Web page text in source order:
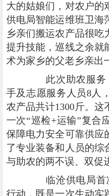
大的姑娘们，对农户的
供电局智能运维班卫海
乡亲们搬运农产品很吃
提升技能，巡线之余就
术为家乡的父老乡亲出
此次助农服务
手及志愿服务人员8人
农产品共计1300斤。
一次“巡检+运输”复合
保障电力安全可靠供应
了专业装备和人员的综
与助农的两不误、双促
临沧供电局首
行动，既是一次生动实